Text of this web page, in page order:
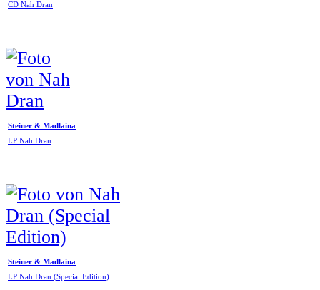
CD Nah Dran
Steiner & Madlaina
LP Nah Dran
Steiner & Madlaina
LP Nah Dran (Special Edition)